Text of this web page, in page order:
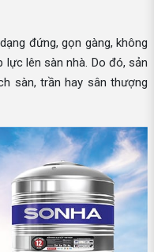
đứng, gọn gàng, không
lực lên sàn nhà. Do đó, sản
sàn, trần hay sân thượng